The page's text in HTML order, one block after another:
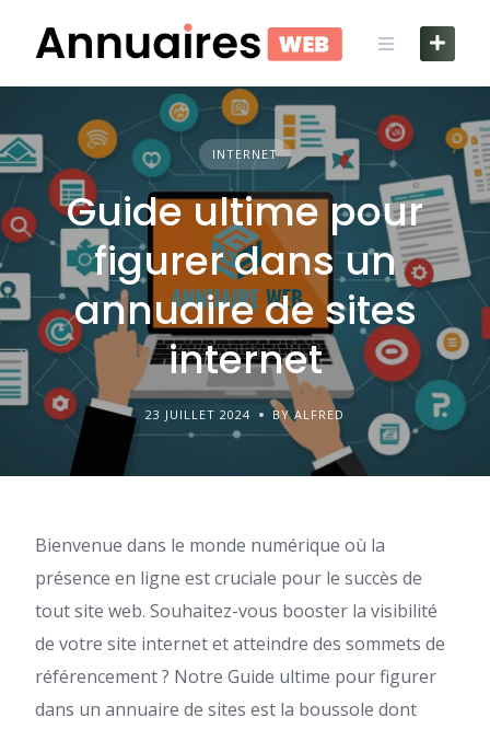
content
INTERNET
Guide ultime pour
figurer dans un
annuaire de sites
internet
23 JUILLET 2024 BY ALFRED
Bienvenue dans le monde numérique où la
présence en ligne est cruciale pour le succès de
tout site web. Souhaitez-vous booster la visibilité
de votre site internet et atteindre des sommets de
référencement ? Notre Guide ultime pour figurer
dans un annuaire de sites est la boussole dont